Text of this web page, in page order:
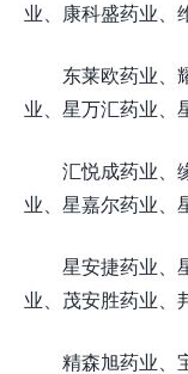
业、康科盛药业、
东莱欧药业、
业、星万汇药业、
汇悦成药业、
业、星嘉尔药业、
星安捷药业、
业、茂安胜药业、
精森旭药业、